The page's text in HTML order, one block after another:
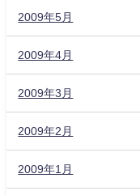
2009年5月
2009年4月
2009年3月
2009年2月
2009年1月